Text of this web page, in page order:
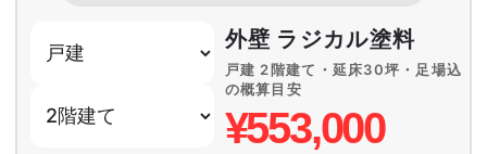
外壁 ラジカル塗料
戸建 2階建て・延床30坪・足場込
の概算目安
¥553,000